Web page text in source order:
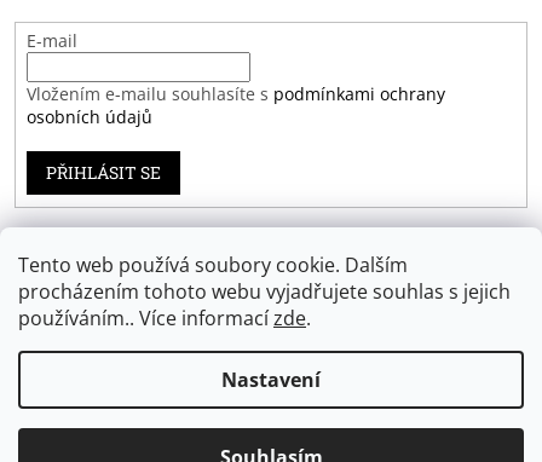
Tento web používá soubory cookie. Dalším
procházením tohoto webu vyjadřujete souhlas s jejich
používáním.. Více informacízde.
Nastavení
E-mail
Vložením e-mailu souhlasíte s podmínkami ochrany
osobních údajů
PŘIHLÁSIT SE
Záruka spokojenosti
Vytvořil Shoptet